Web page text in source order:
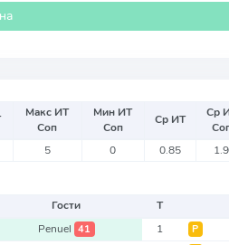
Макс ИТ
Соп
Мин ИТ
Соп
Ср ИТ
Ср
5 0 0.85 1.9
Гости Т
Penuel 41 1 Р